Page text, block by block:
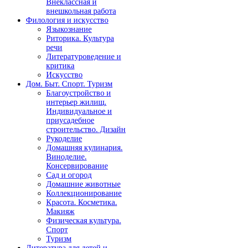
Внеклассная и
внешкольная работа
Филология и искусство
Языкознание
Риторика. Культура
речи
Литературоведение и
критика
Искусство
Дом. Быт. Спорт. Туризм
Благоустройство и
интерьер жилищ.
Индивидуальное и
приусадебное
строительство. Дизайн
Рукоделие
Домашняя кулинария.
Виноделие.
Консервирование
Сад и огород
Домашние животные
Коллекционирование
Красота. Косметика.
Макияж
Физическая культура.
Спорт
Туризм